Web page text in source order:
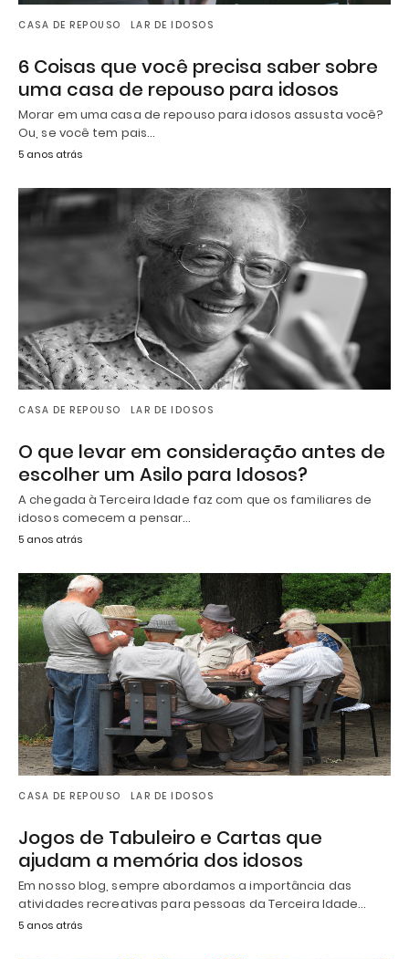
CASA DE REPOUSO LAR DE IDOSOS
6 Coisas que você precisa saber sobre
uma casa de repouso para idosos
Morar em uma casa de repouso para idosos assusta você?
Ou, se você tem pais…
5 anos atrás
CASA DE REPOUSO LAR DE IDOSOS
O que levar em consideração antes de
escolher um Asilo para Idosos?
A chegada à Terceira Idade faz com que os familiares de
idosos comecem a pensar…
5 anos atrás
CASA DE REPOUSO LAR DE IDOSOS
Jogos de Tabuleiro e Cartas que
ajudam a memória dos idosos
Em nosso blog, sempre abordamos a importância das
atividades recreativas para pessoas da Terceira Idade…
5 anos atrás